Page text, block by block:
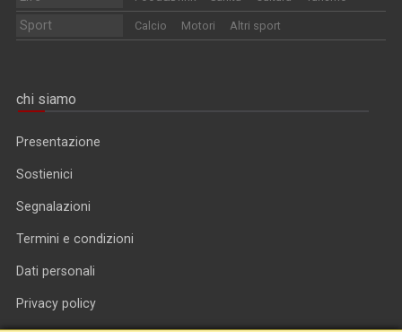
Sport Calcio Motori Altri sport
chi siamo
Presentazione
Sostienici
Segnalazioni
Termini e condizioni
Dati personali
Privacy policy